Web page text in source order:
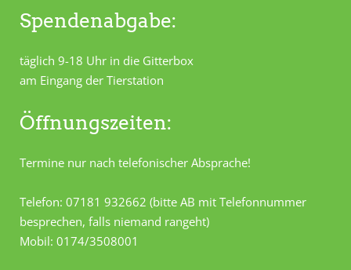
Spendenabgabe:
täglich 9-18 Uhr in die Gitterbox
am Eingang der Tierstation
Öffnungszeiten:
Termine nur nach telefonischer Absprache!
Telefon: 07181 932662 (bitte AB mit Telefonnummer
besprechen, falls niemand rangeht)
Mobil: 0174/3508001